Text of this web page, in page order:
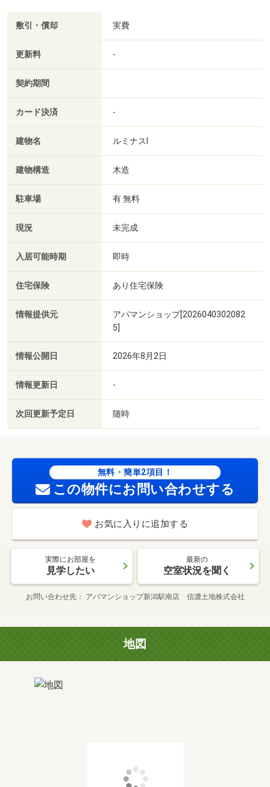
敷引・償却 実費
更新料 -
契約期間
カード決済 -
建物名 ルミナスⅠ
建物構造 木造
駐車場 有 無料
現況 未完成
入居可能時期 即時
住宅保険 あり住宅保険
情報提供元
アパマンショップ[2026040302082
5]
情報公開日 2026年8月2日
情報更新日 -
次回更新予定日 随時
無料・簡単2項目！
この物件にお問い合わせする
お気に入りに追加する
実際にお部屋を
見学したい
最新の
空室状況を聞く
お問い合わせ先 アパマンショップ新潟駅南店 信濃土地株式会社
地図